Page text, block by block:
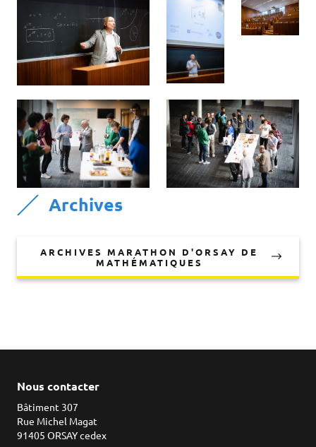
Archives
ARCHIVES MARATHON D'ORSAY DE
MATHÉMATIQUES
Nous contacter
Bâtiment 307
Rue Michel Magat
91405 ORSAY cedex